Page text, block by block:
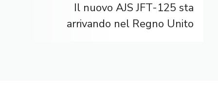
Il nuovo AJS JFT-125 sta
arrivando nel Regno Unito